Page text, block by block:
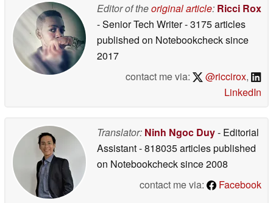
Editor of theoriginal article: Ricci Rox
- Senior Tech Writer- 3175 articles
published on Notebookchecksince
2017
contact me via:
@riccirox,
LinkedIn
Translator: Ninh Ngoc Duy- Editorial
Assistant- 818035 articles published
on Notebookchecksince 2008
contact me via:
Facebook